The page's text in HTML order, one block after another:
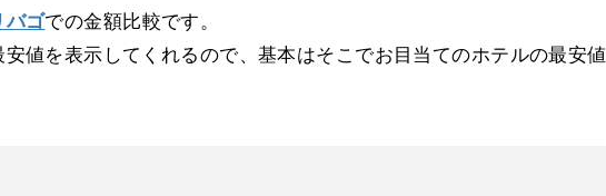
バゴでの金額比較です。
値を表示してくれるので、基本はそこでお目当てのホテルの最安値